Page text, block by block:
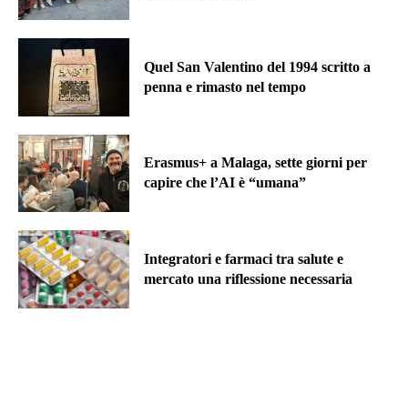
Quel San Valentino del 1994 scritto a
penna e rimasto nel tempo
Erasmus+ a Malaga, sette giorni per
capire che l’AI è “umana”
Integratori e farmaci tra salute e
mercato una riflessione necessaria